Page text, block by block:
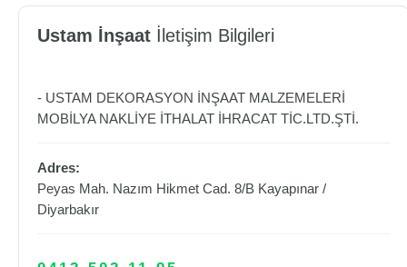
Ustam İnşaat İletişim Bilgileri
- USTAM DEKORASYON İNŞAAT MALZEMELERİ
MOBİLYA NAKLİYE İTHALAT İHRACAT TİC.LTD.ŞTİ.
Adres:
Peyas Mah. Nazım Hikmet Cad. 8/B Kayapınar /
Diyarbakır